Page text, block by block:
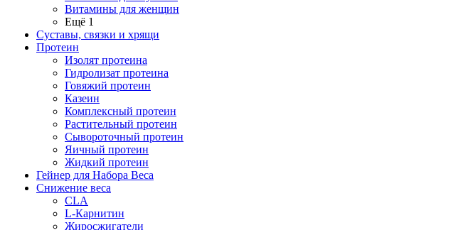
Витамины для женщин
Ещё 1
Суставы, связки и хрящи
Протеин
Изолят протеина
Гидролизат протеина
Говяжий протеин
Казеин
Комплексный протеин
Растительный протеин
Сывороточный протеин
Яичный протеин
Жидкий протеин
Гейнер для Набора Веса
Снижение веса
CLA
L-Карнитин
Жиросжигатели